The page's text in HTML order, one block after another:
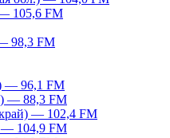
105,6 FM
98,3 FM
— 96,1 FM
— 88,3 FM
— 102,4 FM
— 104,9 FM